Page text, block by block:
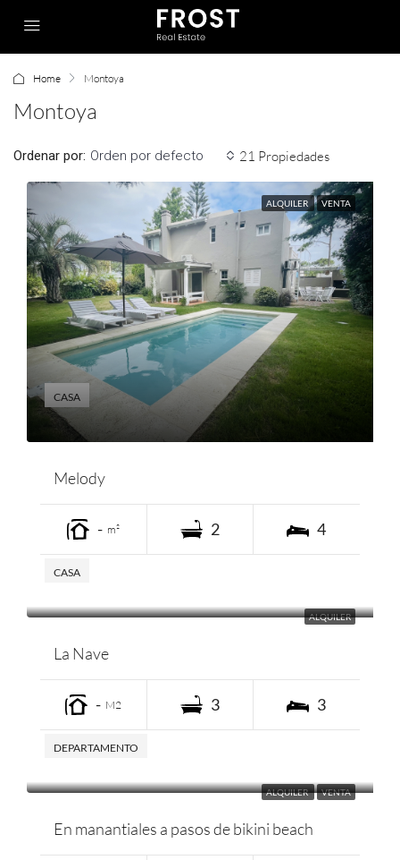
Home Montoya
Montoya
21 Propiedades
Ordenar por: Orden por defecto
ALQUILER VENTA
Melody
- m² 2 4
CASA
ALQUILER
La Nave
- M2 3 3
CASA
ALQUILER VENTA
En manantiales a pasos de bikini beach
DEPARTAMENTO